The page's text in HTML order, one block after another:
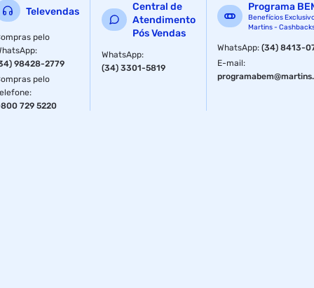
Televendas
pelo
:
98428-2779
pelo
:
729 5220
Central de
Atendimento
Pós Vendas
WhatsApp:
(34) 3301-5819
Programa
Benefícios
Martins -
WhatsApp:(34) 8413-
E-mail: